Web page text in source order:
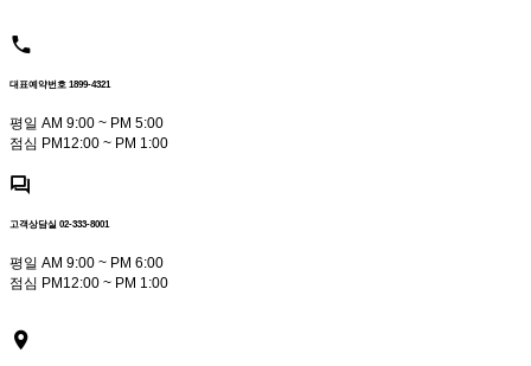
대표예약번호 1899-4321
평일 AM 9:00 ~ PM 5:00
점심 PM12:00 ~ PM 1:00
고객상담실 02-333-8001
평일 AM 9:00 ~ PM 6:00
점심 PM12:00 ~ PM 1:00